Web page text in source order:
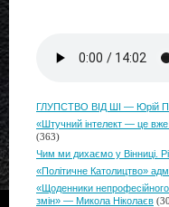
ГЛУПСТВО ВІД ШІ — Юрій
«Штучний інтелект — це
(363)
Чим ми дихаємо у Вінниці.
«Політичне Католицтво»
«Щоденники непрофесійного
змін» — Микола Ніколаєв